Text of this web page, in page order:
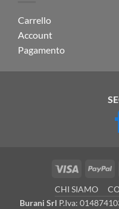
Carrello
Account
Pagamento
Visa
CHI SIAMO
Burani Srl P.Iva: